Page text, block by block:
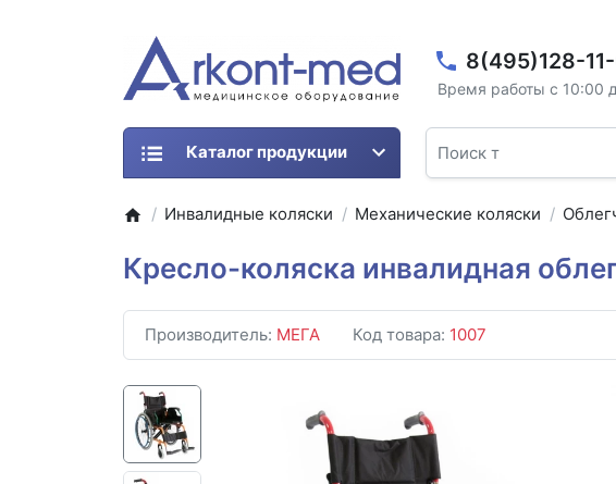
8(495)128-
Время работы с 10:00
Каталог продукции
Инвалидные коляски Механические коляски
Кресло-коляска инвалидная
Производитель: МЕГА Код товара: 1007